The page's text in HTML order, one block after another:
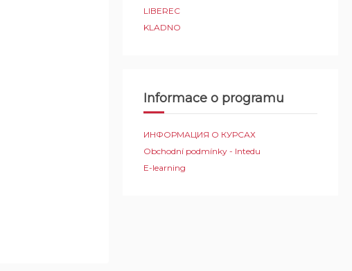
LIBEREC
KLADNO
Informace o programu
ИНФОРМАЦИЯ О КУРСАХ
Obchodní podmínky - Intedu
E-learning